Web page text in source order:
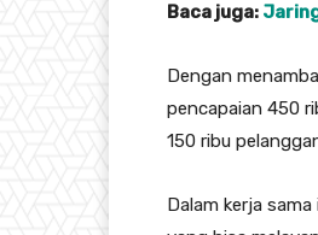
Baca juga:
Dengan
pencapaian 450
150 ribu
Dalam kerja